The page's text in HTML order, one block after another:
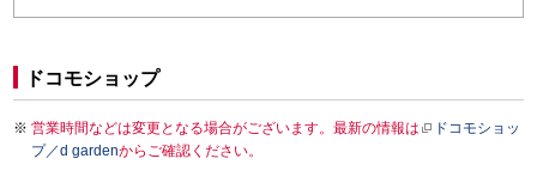
ドコモショップ
営業時間などは変更となる場合がございます。最新の情報は
ドコモショッ
プ／d gardenからご確認ください。